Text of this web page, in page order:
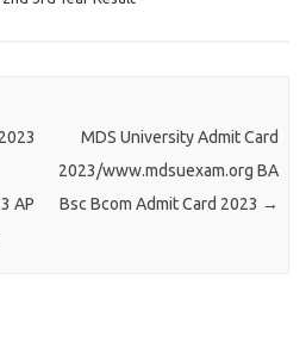
AP
MDS University Admit Card
2023/www.mdsuexam.org BA
Bsc Bcom Admit Card 2023 →